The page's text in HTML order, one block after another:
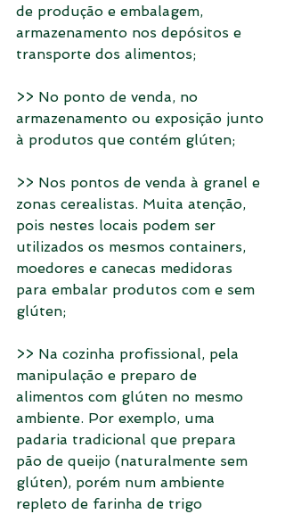
de produção e embalagem,
armazenamento nos depósitos e
transporte dos alimentos;
>> No ponto de venda, no
armazenamento ou exposição junto
à produtos que contém glúten;
>> Nos pontos de venda à granel e
zonas cerealistas. Muita atenção,
pois nestes locais podem ser
utilizados os mesmos containers,
moedores e canecas medidoras
para embalar produtos com e sem
glúten;
>> Na cozinha profissional, pela
manipulação e preparo de
alimentos com glúten no mesmo
ambiente. Por exemplo, uma
padaria tradicional que prepara
pão de queijo (naturalmente sem
glúten), porém num ambiente
repleto de farinha de trigo